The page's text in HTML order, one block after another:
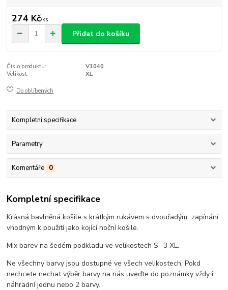
274 Kč/ks
Přidat do košíku
Číslo produktu:
V1040
Velikost:
XL
Do oblíbených
Kompletní specifikace
Parametry
Komentáře 0
Kompletní specifikace
Krásná bavlněná košile s krátkým rukávem s dvouřadým zapínání
vhodným k použití jako kojící noční košile.
Mix barev na šedém podkladu ve velikostech S- 3 XL.
Ne všechny barvy jsou dostupné ve všech velikostech. Pokd
nechcete nechat výběr barvy na nás uveďte do poznámky vždy i
náhradní jednu nebo 2 barvy.